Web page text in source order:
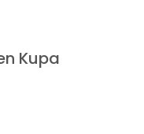
Kupa